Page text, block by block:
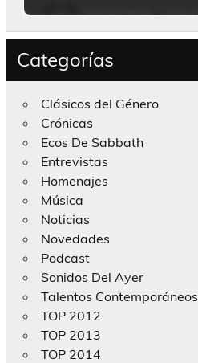
Categorías
Clásicos del Género
Crónicas
Ecos De Sabbath
Entrevistas
Homenajes
Música
Noticias
Novedades
Podcast
Sonidos Del Ayer
Talentos Contemporáneos
TOP 2012
TOP 2013
TOP 2014